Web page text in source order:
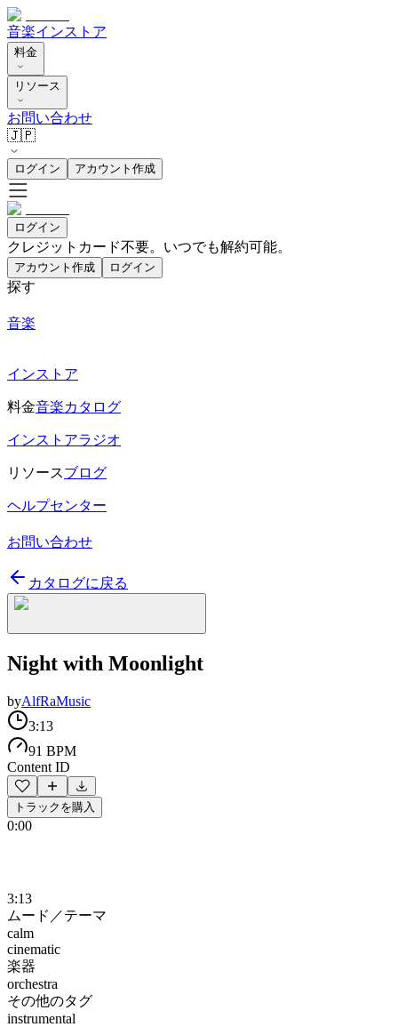
音楽インストア
料金
リソース
お問い合わせ
🇯🇵
ログイン アカウント作成
ログイン
クレジットカード不要。いつでも解約可能。
アカウント作成 ログイン
探す
音楽
インストア
料金音楽カタログ
インストアラジオ
リソースブログ
ヘルプセンター
お問い合わせ
カタログに戻る
Night with Moonlight
byAlfRaMusic
3:13
91 BPM
Content ID
トラックを購入
0:00
3:13
ムード／テーマ
calm
cinematic
楽器
orchestra
その他のタグ
instrumental